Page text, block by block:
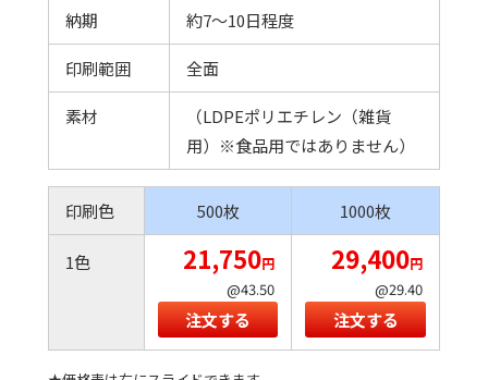
納期 約7～10日程度
印刷範囲 全面
素材
（LDPEポリエチレン（雑貨
用）※食品用ではありません）
印刷色 500枚 1000枚
1色 21,750円
@43.50
注文する
29,400円
@29.40
注文する